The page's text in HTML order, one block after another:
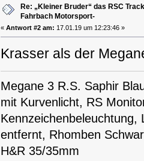
Re: „Kleiner Bruder“ das RSC
Fahrbach Motorsport-
«Antwort #2 am: 17.01.19 um 12:23:46 »
Krasser als der
Megane 3 R.S. Saphir
mit Kurvenlicht, RS
entfernt, Rhomben
H&R 35/35mm